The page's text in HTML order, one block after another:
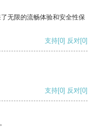
无限的流畅体验和安全性保
支持[0] 反对[0]
支持[0] 反对[0]